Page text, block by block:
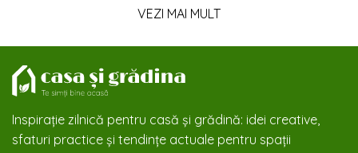
VEZI MAI MULT
Inspirație zilnică pentru casă și grădină: idei creative,
sfaturi practice și tendințe actuale pentru spații